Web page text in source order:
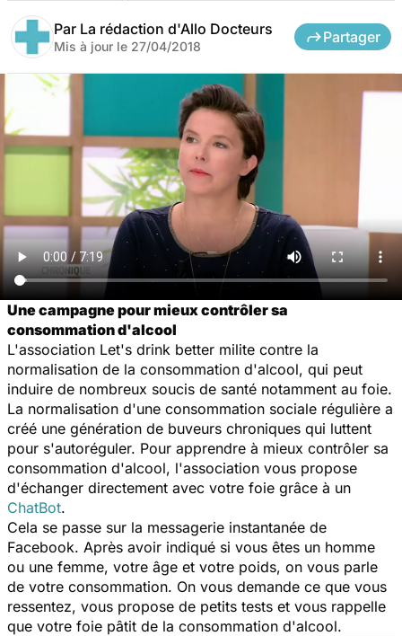
Par La rédaction d'Allo Docteurs
Mis à jour le 27/04/2018
Partager
Une campagne pour mieux contrôler sa
consommation d'alcool
L'association Let's drink better milite contre la
normalisation de la consommation d'alcool, qui peut
induire de nombreux soucis de santé notamment au foie.
La normalisation d'une consommation sociale régulière a
créé une génération de buveurs chroniques qui luttent
pour s'autoréguler. Pour apprendre à mieux contrôler sa
consommation d'alcool, l'association vous propose
d'échanger directement avec votre foie grâce à un
ChatBot.
Cela se passe sur la messagerie instantanée de
Facebook. Après avoir indiqué si vous êtes un homme
ou une femme, votre âge et votre poids, on vous parle
de votre consommation. On vous demande ce que vous
ressentez, vous propose de petits tests et vous rappelle
que votre foie pâtit de la consommation d'alcool.